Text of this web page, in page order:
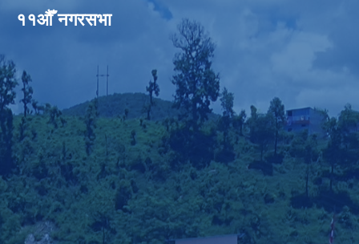
११औँ नगरसभा